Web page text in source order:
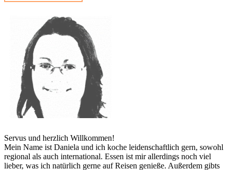
Servus und herzlich Willkommen!
Mein Name ist Daniela und ich koche leidenschaftlich gern, sowohl
regional als auch international. Essen ist mir allerdings noch viel
lieber, was ich natürlich gerne auf Reisen genieße. Außerdem gibts